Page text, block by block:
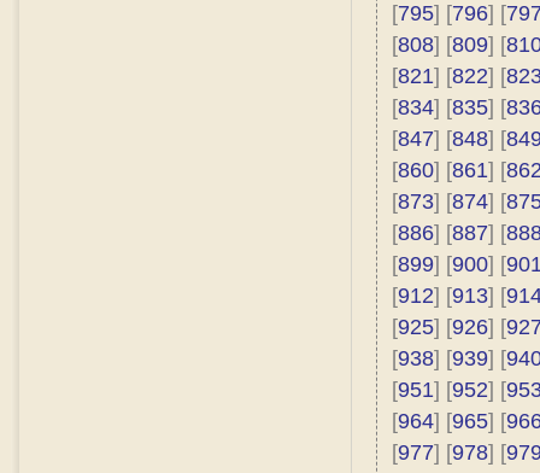
[795] [796] [
[808] [809] [
[821] [822] [
[834] [835] [
[847] [848] [
[860] [861] [
[873] [874] [
[886] [887] [
[899] [900] [
[912] [913] [
[925] [926] [
[938] [939] [
[951] [952] [
[964] [965] [
[977] [978] [